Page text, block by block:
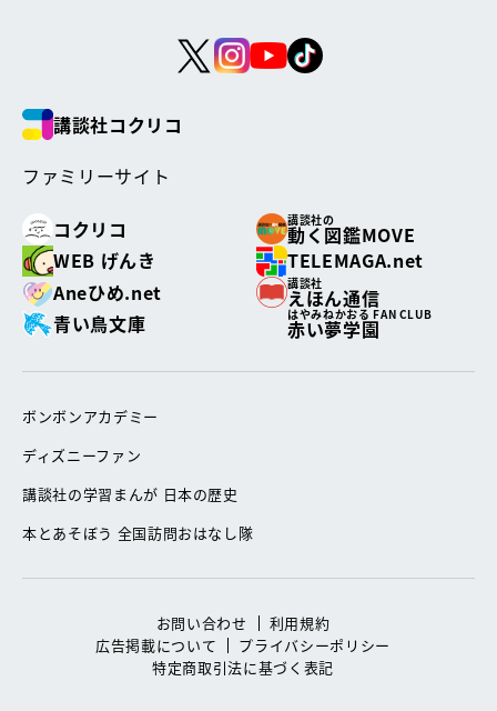
講談社コクリコ
ファミリーサイト
コクリコ
講談社の
動く図鑑MOVE
WEB げんき
TELEMAGA.net
Aneひめ.net
講談社
えほん通信
青い鳥文庫
はやみねかおる FAN CLUB
赤い夢学園
ボンボンアカデミー
ディズニーファン
講談社の学習まんが 日本の歴史
本とあそぼう 全国訪問おはなし隊
お問い合わせ
利用規約
広告掲載について
プライバシーポリシー
特定商取引法に基づく表記